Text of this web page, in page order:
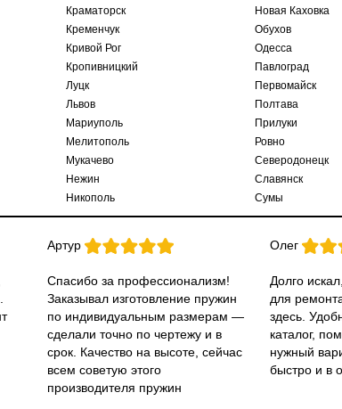
Краматорск
Кременчук
Кривой Рог
Кропивницкий
Луцк
Львов
Мариуполь
Мелитополь
Мукачево
Нежин
Никополь
Новая Каховка
Обухов
Одесса
Павлоград
Первомайск
Полтава
Прилуки
Ровно
Северодонецк
Славянск
Сумы
Артур
Спасибо за профессионализм!
Заказывал изготовление пружин
по индивидуальным размерам —
сделали точно по чертежу и в
срок. Качество на высоте, сейчас
всем советую этого
производителя пружин
Олег
Долго
для
здесь.
каталог,
нужный
быстро и в